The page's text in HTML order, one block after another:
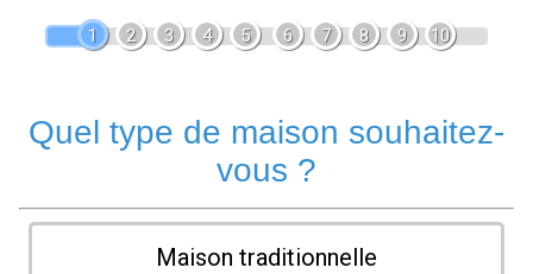
1 2 3 4 5 6 7 8 9 10
Quel type de maison souhaitez-
vous ?
Maison traditionnelle